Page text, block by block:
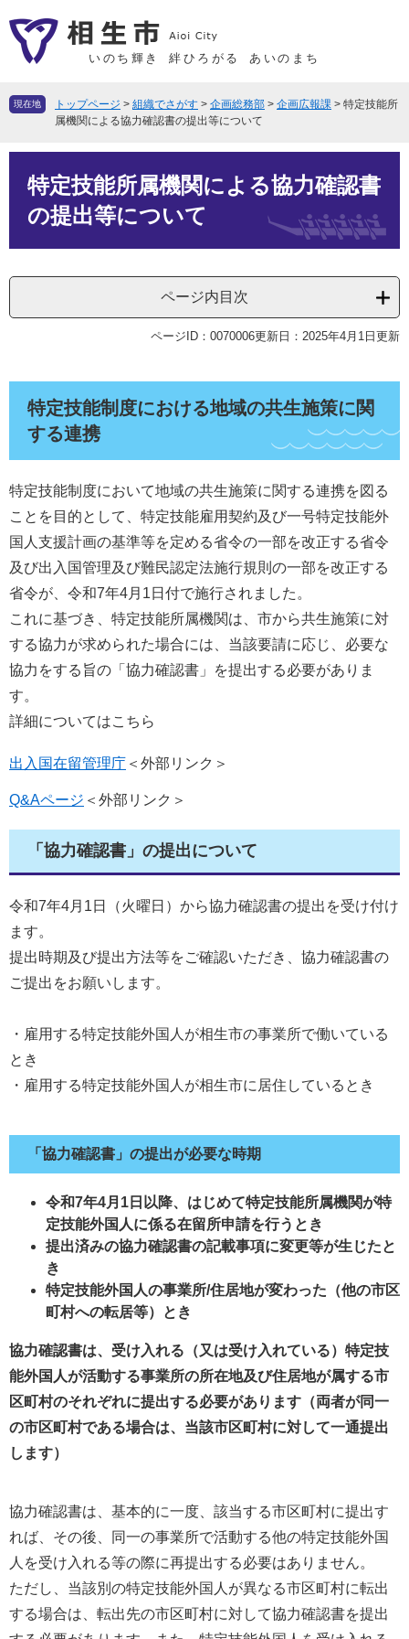
ー
先
ニ
を
へ
いのち輝き 絆ひろがる あいのまち
現在地 トップページ > 組織でさがす > 企画総務部 > 企画広報課 > 特定技能所
属機関による協力確認書の提出等について
特定技能所属機関による協力確認書
の提出等について
ページ内目次
ページID：0070006更新日：2025年4月1日更新
特定技能制度における地域の共生施策に関
する連携
特定技能制度において地域の共生施策に関する連携を図る
ことを目的として、特定技能雇用契約及び一号特定技能外
国人支援計画の基準等を定める省令の一部を改正する省令
及び出入国管理及び難民認定法施行規則の一部を改正する
省令が、令和7年4月1日付で施行されました。
これに基づき、特定技能所属機関は、市から共生施策に対
する協力が求められた場合には、当該要請に応じ、必要な
協力をする旨の「協力確認書」を提出する必要がありま
す。
詳細についてはこちら
出入国在留管理庁 ＜外部リンク＞
Q&Aページ ＜外部リンク＞
「協力確認書」の提出について
令和7年4月1日（火曜日）から協力確認書の提出を受け付け
ます。
提出時期及び提出方法等をご確認いただき、協力確認書の
ご提出をお願いします。
・雇用する特定技能外国人が相生市の事業所で働いている
とき
・雇用する特定技能外国人が相生市に居住しているとき
「協力確認書」の提出が必要な時期
令和7年4月1日以降、はじめて特定技能所属機関が特
定技能外国人に係る在留所申請を行うとき
提出済みの協力確認書の記載事項に変更等が生じたと
き
特定技能外国人の事業所/住居地が変わった（他の市区
町村への転居等）とき
協力確認書は、受け入れる（又は受け入れている）特定技
能外国人が活動する事業所の所在地及び住居地が属する市
区町村のそれぞれに提出する必要があります（両者が同一
の市区町村である場合は、当該市区町村に対して一通提出
します）
協力確認書は、基本的に一度、該当する市区町村に提出す
れば、その後、同一の事業所で活動する他の特定技能外国
人を受け入れる等の際に再提出する必要はありません。
ただし、当該別の特定技能外国人が異なる市区町村に転出
する場合は、転出先の市区町村に対して協力確認書を提出